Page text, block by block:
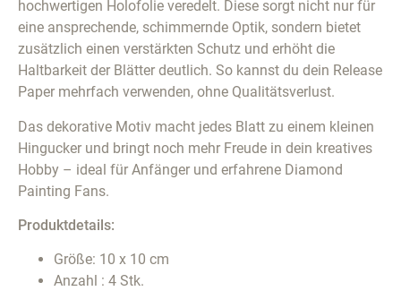
hochwertigen Holofolie veredelt. Diese sorgt nicht nur für
eine ansprechende, schimmernde Optik, sondern bietet
zusätzlich einen verstärkten Schutz und erhöht die
Haltbarkeit der Blätter deutlich. So kannst du dein Release
Paper mehrfach verwenden, ohne Qualitätsverlust.
Das dekorative Motiv macht jedes Blatt zu einem kleinen
Hingucker und bringt noch mehr Freude in dein kreatives
Hobby – ideal für Anfänger und erfahrene Diamond
Painting Fans.
Produktdetails:
Größe: 10 x 10 cm
Anzahl : 4 Stk.